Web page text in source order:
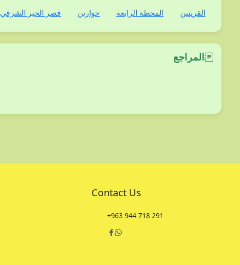
القريتين المحطة الرابعة حوارين قصر الحير الشرقي
المراجع
Contact Us
+963 944 718 291